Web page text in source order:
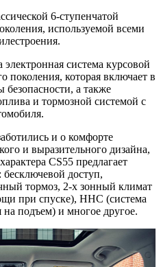
6-ступенчатой
используемой всеми
система курсовой
поколения, которая включает в
безопасности, а также
и тормозной системой с
и о комфорте
и выразительного дизайна,
CS55 предлагает
доступ,
тормоз, 2-х зонный климат
при спуске), HHC (система
подъем) и многое другое.